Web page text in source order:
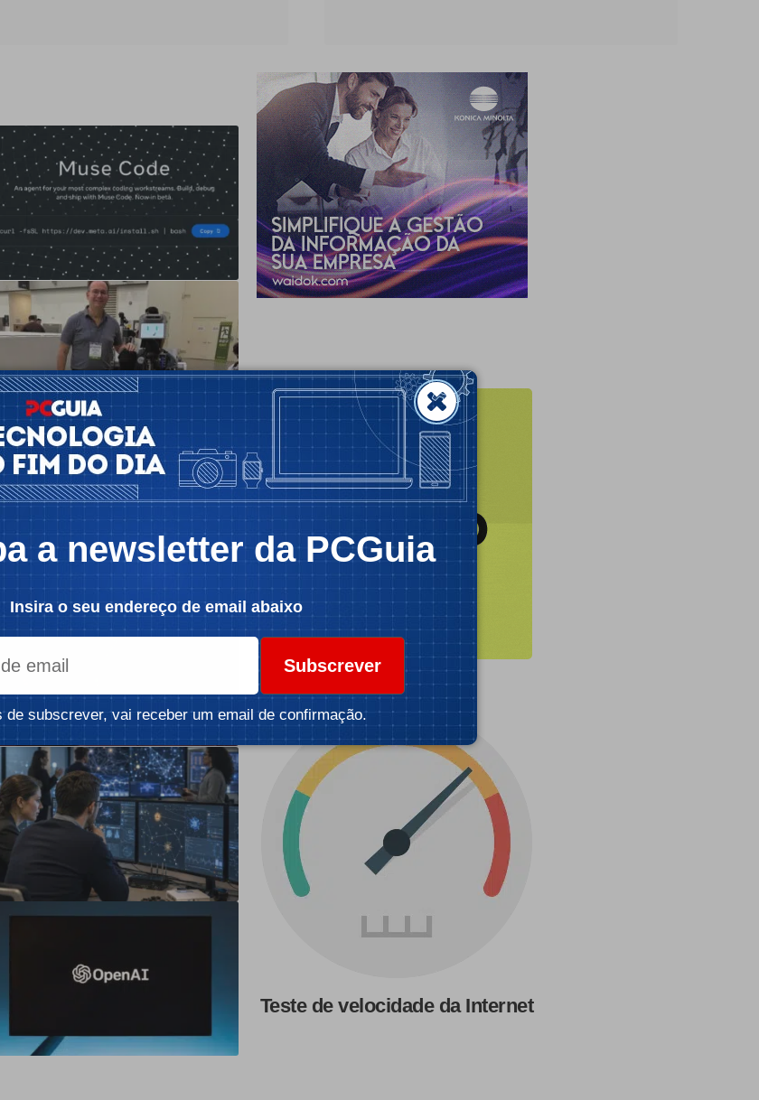
Teste de velocidade da Internet
a newsletter da PCGuia
Insira o seu endereço de email abaixo
Subscrever
de subscrever, vai receber um email de confirmação.